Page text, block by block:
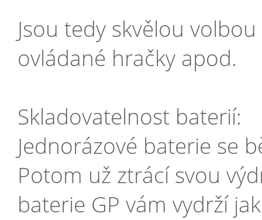
Jsou tedy skvělou
ovládané hračky apod.
Skladovatelnost baterií:
Jednorázové baterie se
Potom už ztrácí svou
baterie GP vám vydrží